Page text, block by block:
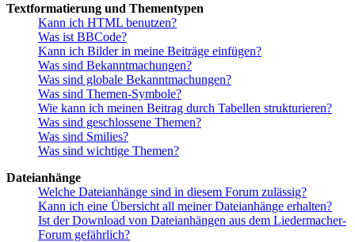
Textformatierung und Thementypen
Kann ich HTML benutzen?
Was ist BBCode?
Kann ich Bilder in meine Beiträge einfügen?
Was sind Bekanntmachungen?
Was sind globale Bekanntmachungen?
Was sind Themen-Symbole?
Wie kann ich meinen Beitrag durch Tabellen strukturieren?
Was sind geschlossene Themen?
Was sind Smilies?
Was sind wichtige Themen?
Dateianhänge
Welche Dateianhänge sind in diesem Forum zulässig?
Kann ich eine Übersicht all meiner Dateianhänge erhalten?
Ist der Download von Dateianhängen aus dem Liedermacher-
Forum gefährlich?